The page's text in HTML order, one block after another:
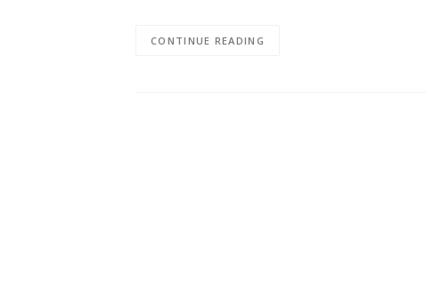
CONTINUE READING